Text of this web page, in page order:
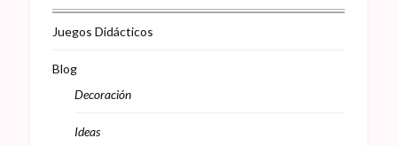
Juegos Didácticos
Blog
Decoración
Ideas